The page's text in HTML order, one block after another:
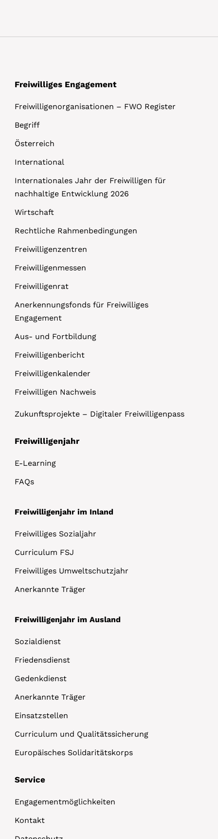
Freiwilliges Engagement
Freiwilligenorganisationen – FWO Register
Begriff
Österreich
International
Internationales Jahr der Freiwilligen für
nachhaltige Entwicklung 2026
Wirtschaft
Rechtliche Rahmenbedingungen
Freiwilligenzentren
Freiwilligenmessen
Freiwilligenrat
Anerkennungsfonds für Freiwilliges
Engagement
Aus- und Fortbildung
Freiwilligenbericht
Freiwilligenkalender
Freiwilligen Nachweis
Zukunftsprojekte – Digitaler Freiwilligenpass
Freiwilligenjahr
E-Learning
FAQs
Freiwilligenjahr im Inland
Freiwilliges Sozialjahr
Curriculum FSJ
Freiwilliges Umweltschutzjahr
Anerkannte Träger
Freiwilligenjahr im Ausland
Sozialdienst
Friedensdienst
Gedenkdienst
Anerkannte Träger
Einsatzstellen
Curriculum und Qualitätssicherung
Europäisches Solidaritätskorps
Service
Engagementmöglichkeiten
Kontakt